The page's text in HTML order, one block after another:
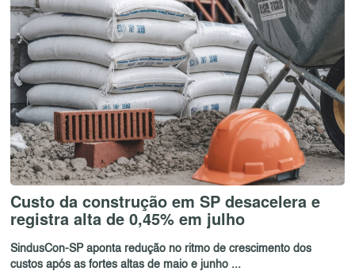
Custo da construção em SP desacelera e
registra alta de 0,45% em julho
SindusCon-SP aponta redução no ritmo de crescimento dos
custos após as fortes altas de maio e junho ...